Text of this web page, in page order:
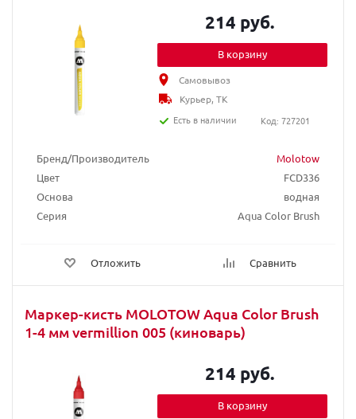
Бренд/Производитель
Molotow
Цвет
FCD336
Основа
водная
Серия
Aqua Color Brush
Отложить Сравнить
214 руб.
В корзину
Самовывоз
Курьер, ТК
Есть в наличии
Код: 727201
Маркер-кисть MOLOTOW Aqua Color Brush
1-4 мм vermillion 005 (киноварь)
214 руб.
В корзину